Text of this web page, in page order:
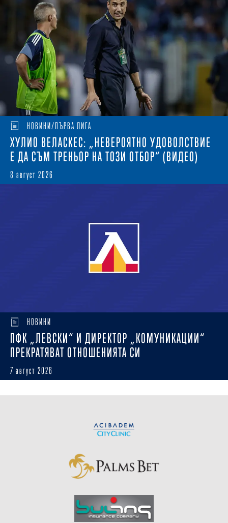
НОВИНИ/ПЪРВА ЛИГА
ХУЛИО ВЕЛАСКЕС: „НЕВЕРОЯТНО УДОВОЛСТВИЕ
Е ДА СЪМ ТРЕНЬОР НА ТОЗИ ОТБОР“ (ВИДЕО)
8 август 2026
НОВИНИ
ПФК „ЛЕВСКИ“ И ДИРЕКТОР „КОМУНИКАЦИИ“
ПРЕКРАТЯВАТ ОТНОШЕНИЯТА СИ
7 август 2026